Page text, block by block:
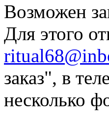
Возможен
Для этого
заказ", в
несколько